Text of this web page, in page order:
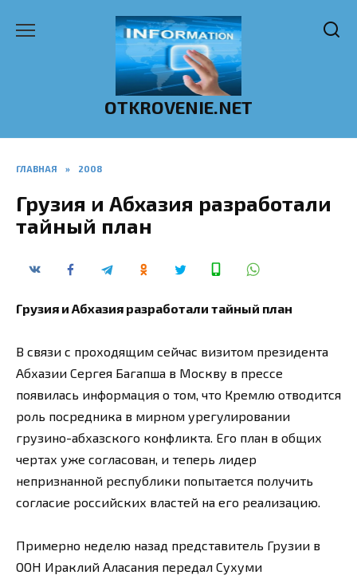
OTKROVENIE.NET
ГЛАВНАЯ » 2008
Грузия и Абхазия разработали
тайный план
Грузия и Абхазия разработали тайный план
В связи с проходящим сейчас визитом президента
Абхазии Сергея Багапша в Москву в прессе
появилась информация о том, что Кремлю отводится
роль посредника в мирном урегулировании
грузино-абхазского конфликта. Его план в общих
чертах уже согласован, и теперь лидер
непризнанной республики попытается получить
согласие российских властей на его реализацию.
Примерно неделю назад представитель Грузии в
ООН Ираклий Аласания передал Сухуми